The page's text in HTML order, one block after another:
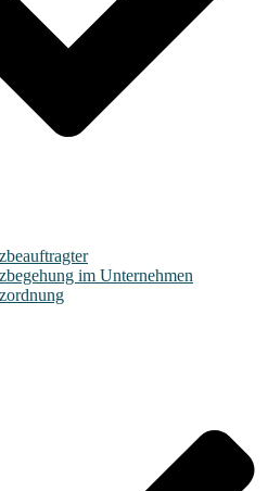
im Unternehmen